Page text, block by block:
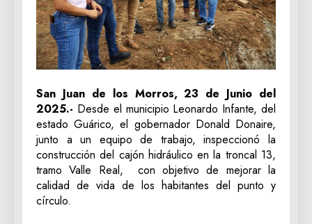
San Juan de los Morros, 23 de Junio del
2025.- Desde el municipio Leonardo Infante, del
estado Guárico, el gobernador Donald Donaire,
junto a un equipo de trabajo, inspeccionó la
construcción del cajón hidráulico en la troncal 13,
tramo Valle Real, con objetivo de mejorar la
calidad de vida de los habitantes del punto y
círculo.